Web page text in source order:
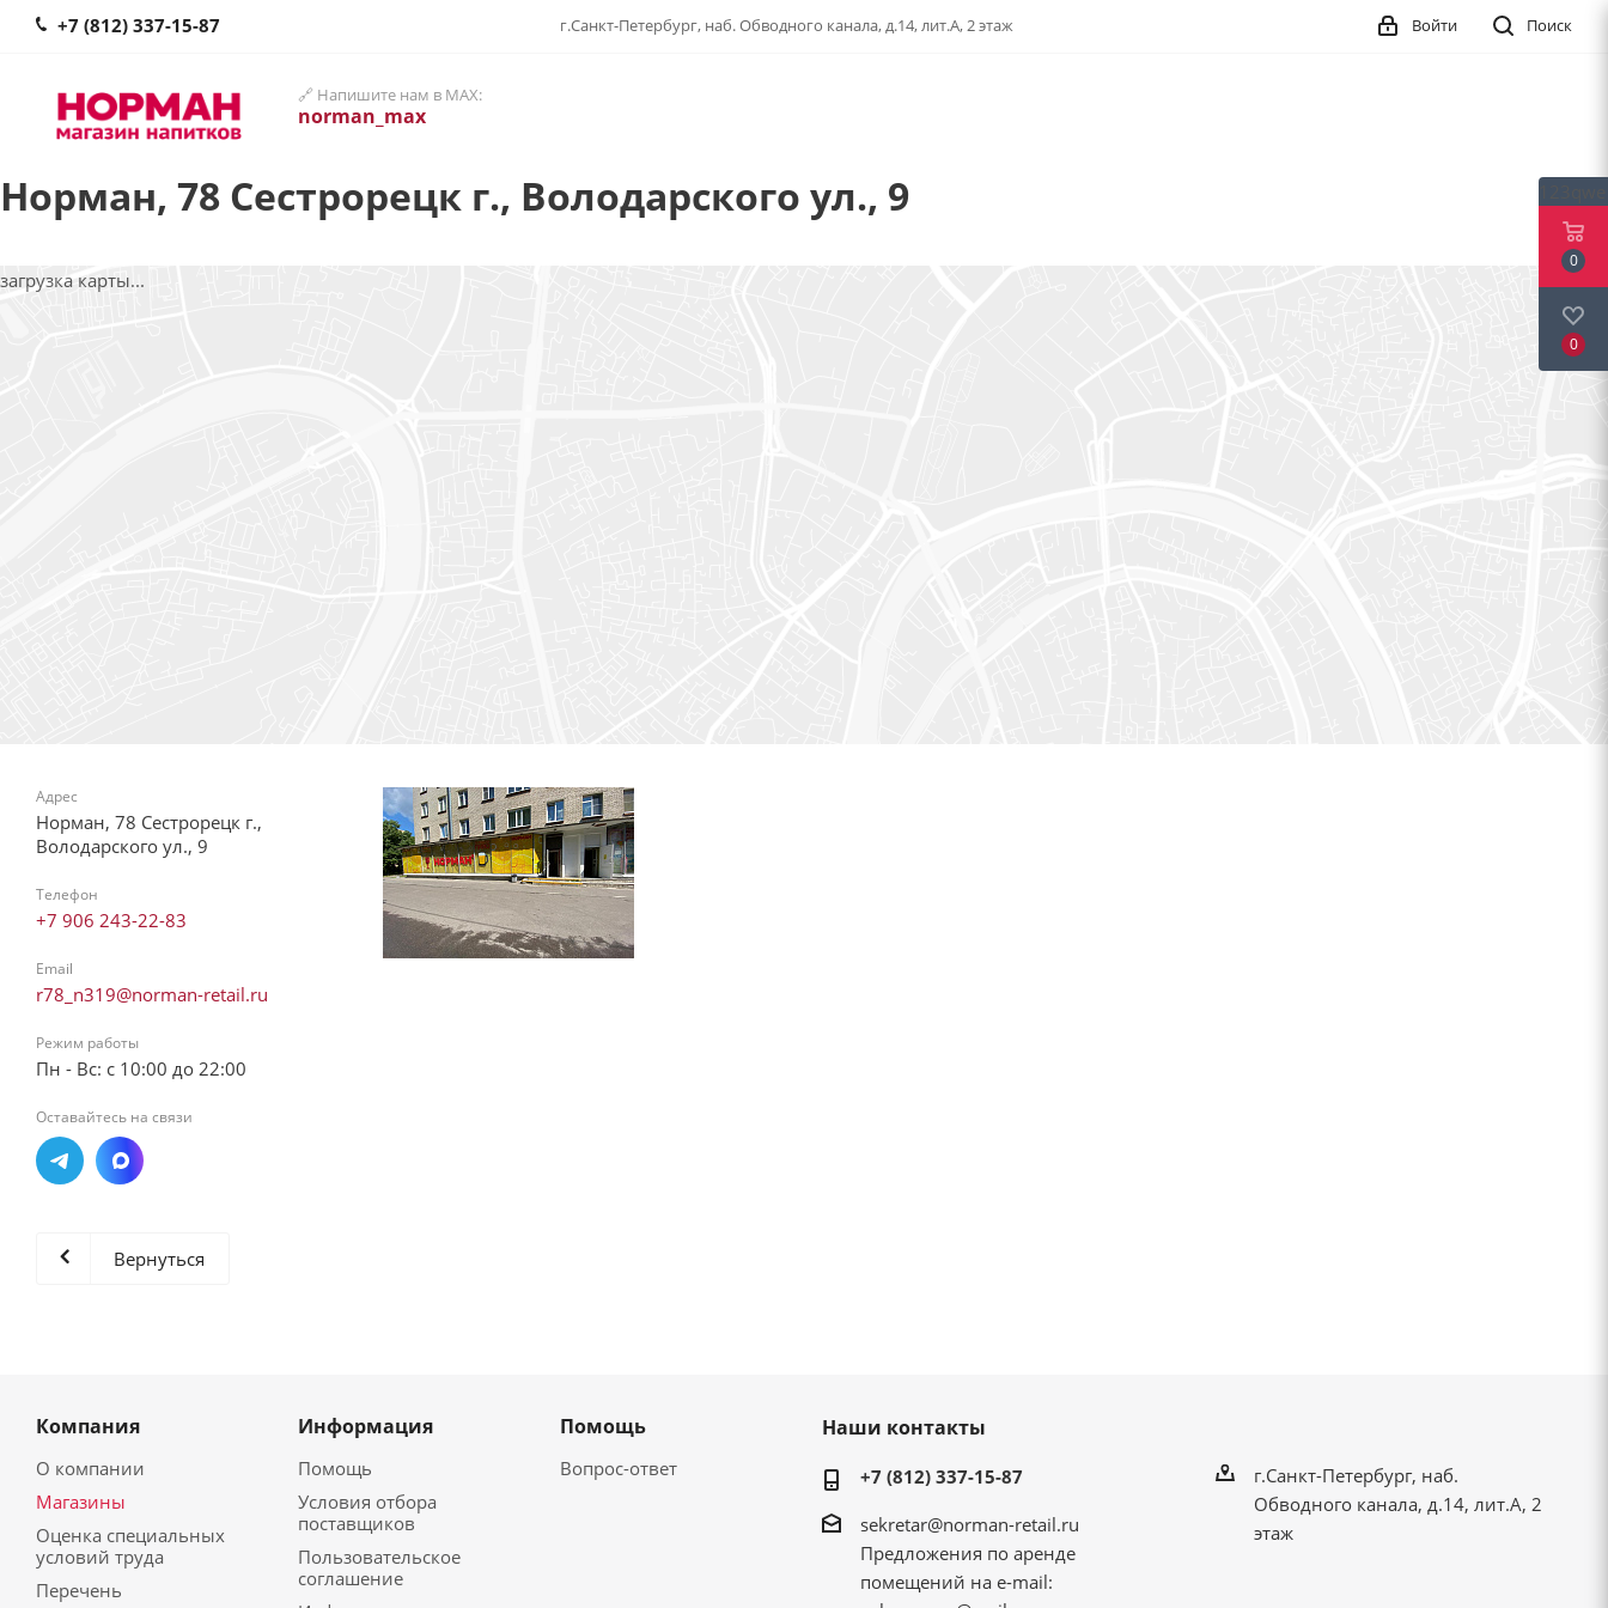
+7 (812) 337-15-87 г.Санкт-Петербург, наб. Обводного канала, д.14, лит.А, 2 этаж Поиск
Войти
🔗 Напишите нам в MAX:
norman_max
Норман, 78 Сестрорецк г., Володарского ул., 9
загрузка карты...
Адрес
Норман, 78 Сестрорецк г.,
Володарского ул., 9
Телефон
+7 906 243-22-83
Email
r78_n319@norman-retail.ru
Режим работы
Пн - Вс: с 10:00 до 22:00
Оставайтесь на связи
Вернуться
Компания
О компании
Магазины
Оценка специальных
условий труда
Перечень
Информация
Помощь
Условия отбора
поставщиков
Пользовательское
соглашение
Помощь
Вопрос-ответ
Наши контакты
+7 (812) 337-15-87
sekretar@norman-retail.ru
Предложения по аренде
помещений на e-mail:
г.Санкт-Петербург, наб.
Обводного канала, д.14, лит.А, 2
этаж
0
0